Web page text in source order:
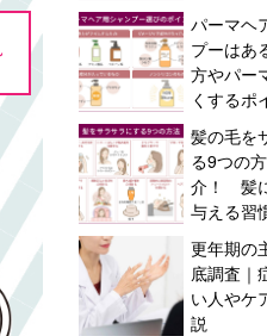
パーマヘ
プーは
方やパー
くするポ
髪の毛を
る9つの
介！ 髪
与える習
更年期の
底調査｜
い人やケ
説